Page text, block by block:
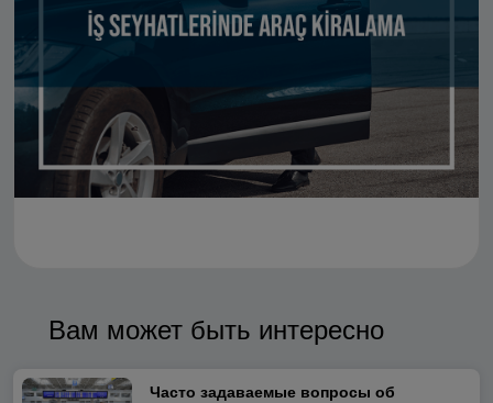
Вам может быть интересно
Часто задаваемые вопросы об